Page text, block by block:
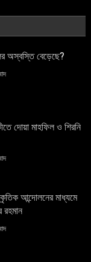
অস্বস্তি বেড়েছে?
দোয়া মাহফিল ও শিরনি
আন্দােলনের মাধ্যমে
রহমান